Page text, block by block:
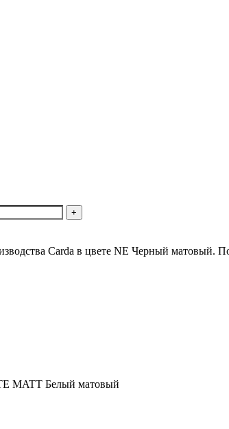
Carda в цвете NE Черный матовый.
MATT Белый матовый